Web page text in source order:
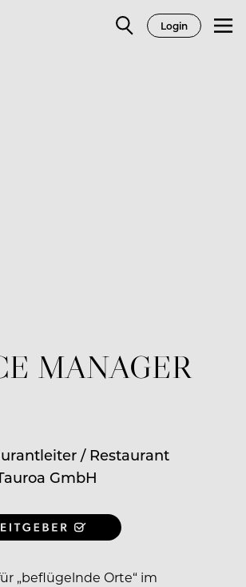
Login
MANAGER
/ Restaurant
GmbH
„beflügelnde Orte“ im